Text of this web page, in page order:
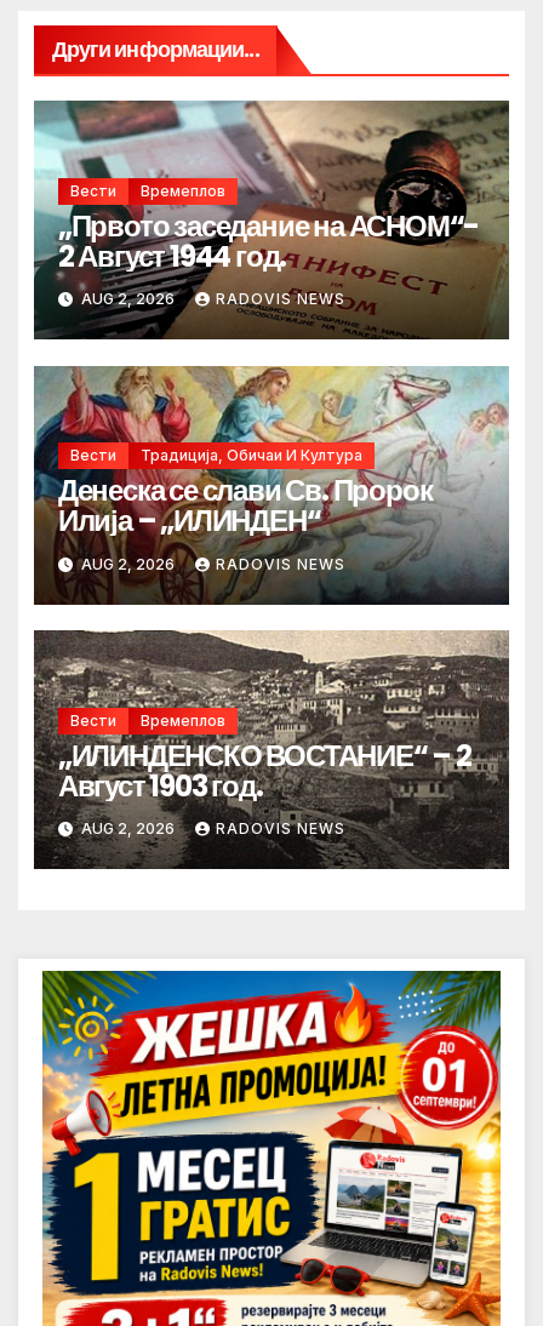
Други информации...
Вести Времеплов
„Првото заседание на АСНОМ“-
2 Август 1944 год.
AUG 2, 2026 RADOVIS NEWS
Вести Традиција, Обичаи И Култура
Денеска се слави Св. Пророк
Илија – „ИЛИНДЕН“
AUG 2, 2026 RADOVIS NEWS
Вести Времеплов
„ИЛИНДЕНСКО ВОСТАНИЕ“ – 2
Август 1903 год.
AUG 2, 2026 RADOVIS NEWS